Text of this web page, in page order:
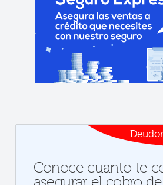
Conoce cuanto te